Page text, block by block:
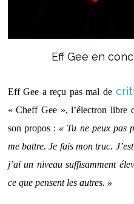
Eff Gee en
Eff Gee a reçu pas mal de
« Cheff Gee », l’électron libre
son propos : « Tu ne peux pas
me battre. Je fais mon truc.
j’ai un niveau suffisamment
ce que pensent les autres. »